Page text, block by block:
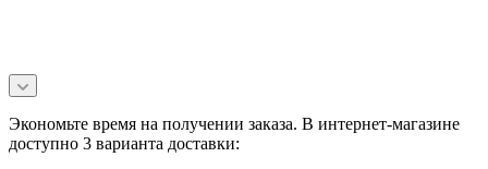
Экономьте время на получении заказа. В интернет-магазине
доступно 3 варианта доставки: